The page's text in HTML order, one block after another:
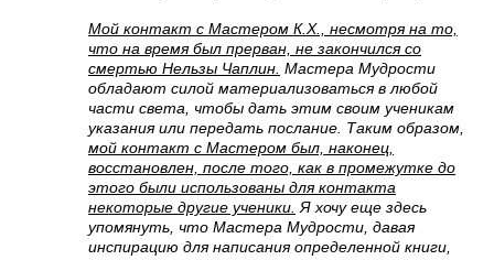
Мой контакт с Мастером К.X., несмотря на то,
что на время был прерван, не закончился со
смертью Нельзы Чаплин. Мастера Мудрости
обладают силой материализоваться в любой
части света, чтобы дать этим своим ученикам
указания или передать послание. Таким образом,
мой контакт с Мастером был, наконец,
восстановлен, после того, как в промежутке до
этого были использованы для контакта
некоторые другие ученики. Я хочу еще здесь
упомянуть, что Мастера Мудрости, давая
инспирацию для написания определенной книги,